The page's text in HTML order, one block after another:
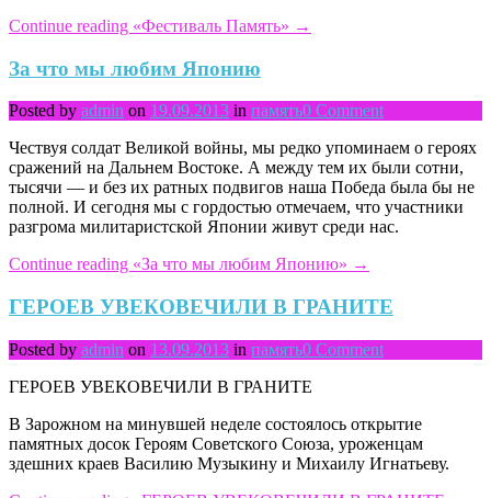
Continue reading «Фестиваль Память» →
За что мы любим Японию
Posted by admin on 19.09.2013 in память0 Comment
Чествуя солдат Великой войны, мы редко упоминаем о героях
сражений на Дальнем Востоке. А между тем их были сотни,
тысячи — и без их ратных подвигов наша Победа была бы не
полной. И сегодня мы с гордостью отмечаем, что участники
разгрома милитаристской Японии живут среди нас.
Continue reading «За что мы любим Японию» →
ГЕРОЕВ УВЕКОВЕЧИЛИ В ГРАНИТЕ
Posted by admin on 13.09.2013 in память0 Comment
ГЕРОЕВ УВЕКОВЕЧИЛИ В ГРАНИТЕ
В Зарожном на минувшей неделе состоялось открытие
памятных досок Героям Советского Союза, уроженцам
здешних краев Василию Музыкину и Михаилу Игнатьеву.